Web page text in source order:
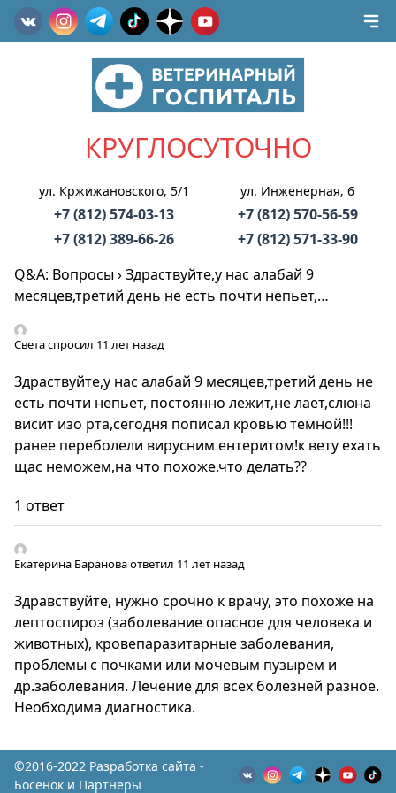
КРУГЛОСУТОЧНО
ул. Кржижановского, 5/1
+7 (812) 574-03-13
+7 (812) 389-66-26
ул. Инженерная, 6
+7 (812) 570-56-59
+7 (812) 571-33-90
Q&A: Вопросы›Здраствуйте,у нас алабай 9
месяцев,третий день не есть почти непьет,…
Светаспросил 11 лет назад
Здраствуйте,у нас алабай 9 месяцев,третий день не
есть почти непьет, постоянно лежит,не лает,слюна
висит изо рта,сегодня пописал кровью темной!!!
ранее переболели вирусним ентеритом!к вету ехать
щас неможем,на что похоже.что делать??
1 ответ
Екатерина Барановаответил 11 лет назад
Здравствуйте, нужно срочно к врачу, это похоже на
лептоспироз (заболевание опасное для человека и
животных), кровепаразитарные заболевания,
проблемы с почками или мочевым пузырем и
др.заболевания. Лечение для всех болезней разное.
Необходима диагностика.
©2016-2022 Разработка сайта -
Босенок и Партнеры